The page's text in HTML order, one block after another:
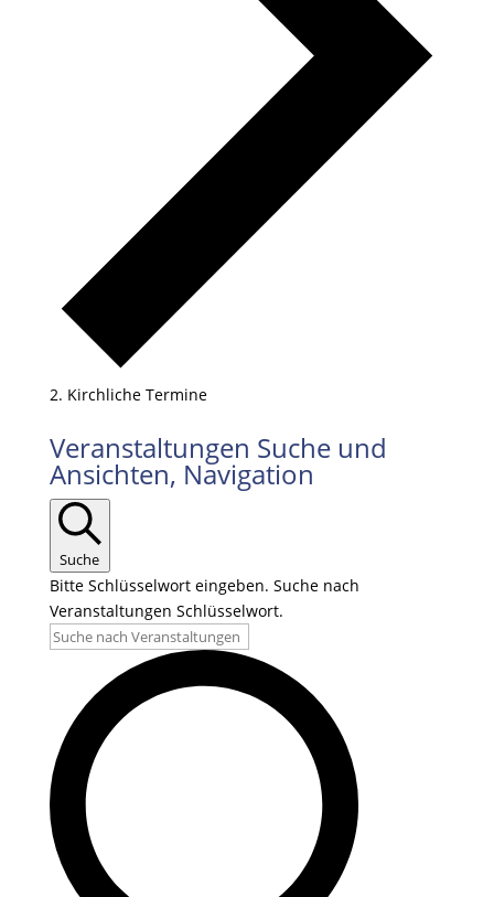
Kirchliche Termine
Veranstaltungen
für
09.11.2025
Veranstaltungen Suche und
Ansichten, Navigation
Suche
Bitte Schlüsselwort eingeben. Suche nach
Veranstaltungen Schlüsselwort.